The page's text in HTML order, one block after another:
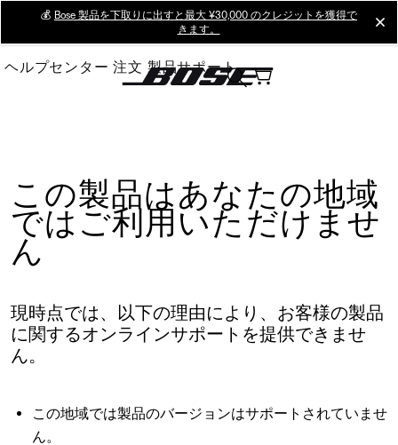
Main
💰 Bose 製品を下取りに出すと最大 ¥30,000 のクレジットを獲得で
きます。
ヘルプセンター 注文 製品サポート
この製品はあなたの地域
ではご利用いただけませ
ん
現時点では、以下の理由により、お客様の製品
に関するオンラインサポートを提供できませ
ん。
この地域では製品のバージョンはサポートされていませ
ん。